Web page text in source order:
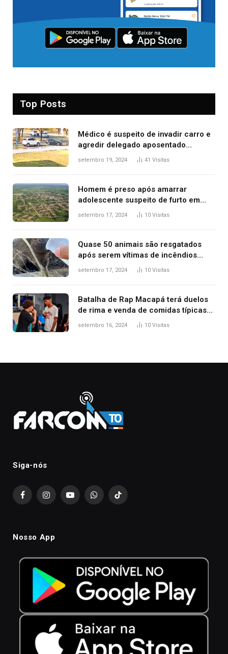
Top Posts
Médico é suspeito de invadir carro e
agredir delegado aposentado
durante confusão no trânsito
setembro 19, 2024 41 Visitas
Homem é preso após amarrar
adolescente suspeito de furto em
estaca de cerca e agredi-lo
setembro 17, 2024 10 Visitas
Quase 50 animais são resgatados
após serem vítimas de incêndios
florestais no Tocantins
setembro 17, 2024 10 Visitas
Batalha de Rap Macapá terá duelos
de rima e venda de comidas típicas
no Mercado Central
setembro 16, 2024 10 Visitas
Siga-nós
FacebookInstagramYouTubeWhatsAppTikTok
Nosso App